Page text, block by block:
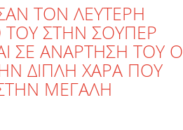
ΤΟΝ ΛΕΥΤΕΡΗ
ΤΟΥ ΣΤΗΝ ΣΟΥΠΕΡ
ΣΕ ΑΝΑΡΤΗΣΗ ΤΟΥ Ο
ΔΙΠΛΗ ΧΑΡΑ ΠΟΥ
ΜΕΓΑΛΗ